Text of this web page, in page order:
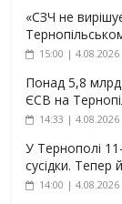
«СЗЧ не
15:00 | 4.08.2026
Понад 5,8 млрд
ЄСВ на
14:33 | 4.08.2026
У Тернополі
сусідки. Тепер
14:00 | 4.08.2026